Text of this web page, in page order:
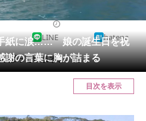
リサーチ
紙に涙…… 娘の誕生日を祝
謝の言葉に胸が詰まる
LINE hatena
ばっています。
目次を表示